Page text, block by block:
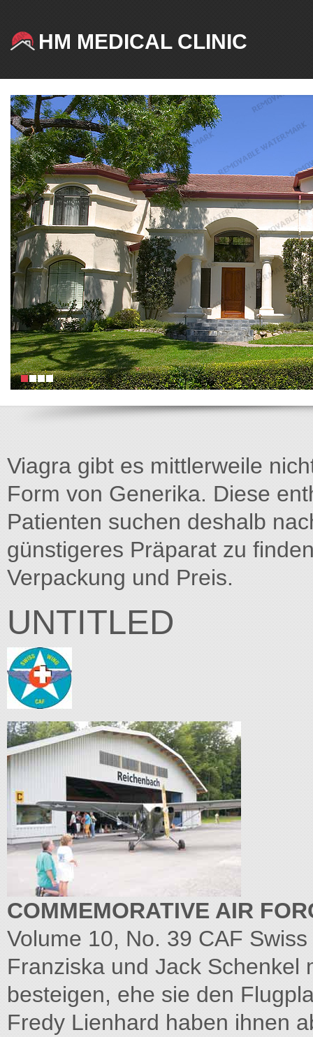
HM MEDICAL CLINIC
Viagra gibt es mittlerweile
Form von Generika. Diese
Patienten suchen deshalb
günstigeres Präparat zu
Verpackung und Preis.
UNTITLED
COMMEMORATIVE AIR
Volume 10, No. 39 CAF
Franziska und Jack Schenkel
besteigen, ehe sie den
Fredy Lienhard haben ihnen